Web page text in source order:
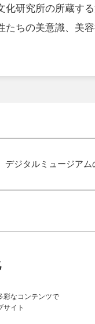
化研究所の所蔵す
たちの美意識、美
デジタルミュージアム
彩なコンテンツで
サイト